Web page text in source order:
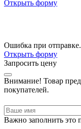
Открыть форму
Ошибка при
Открыть форму
Запросить цену
Внимание! Товар
покупателей.
Важно заполнить это